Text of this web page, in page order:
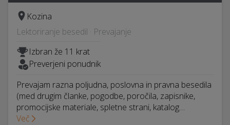
Kozina
Lektoriranje besedil · Prevajanje
Izbran že 11 krat
Preverjeni ponudnik
Prevajam razna poljudna, poslovna in pravna besedila
(med drugim članke, pogodbe, poročila, zapisnike,
promocijske materiale, spletne strani, katalog…
Več